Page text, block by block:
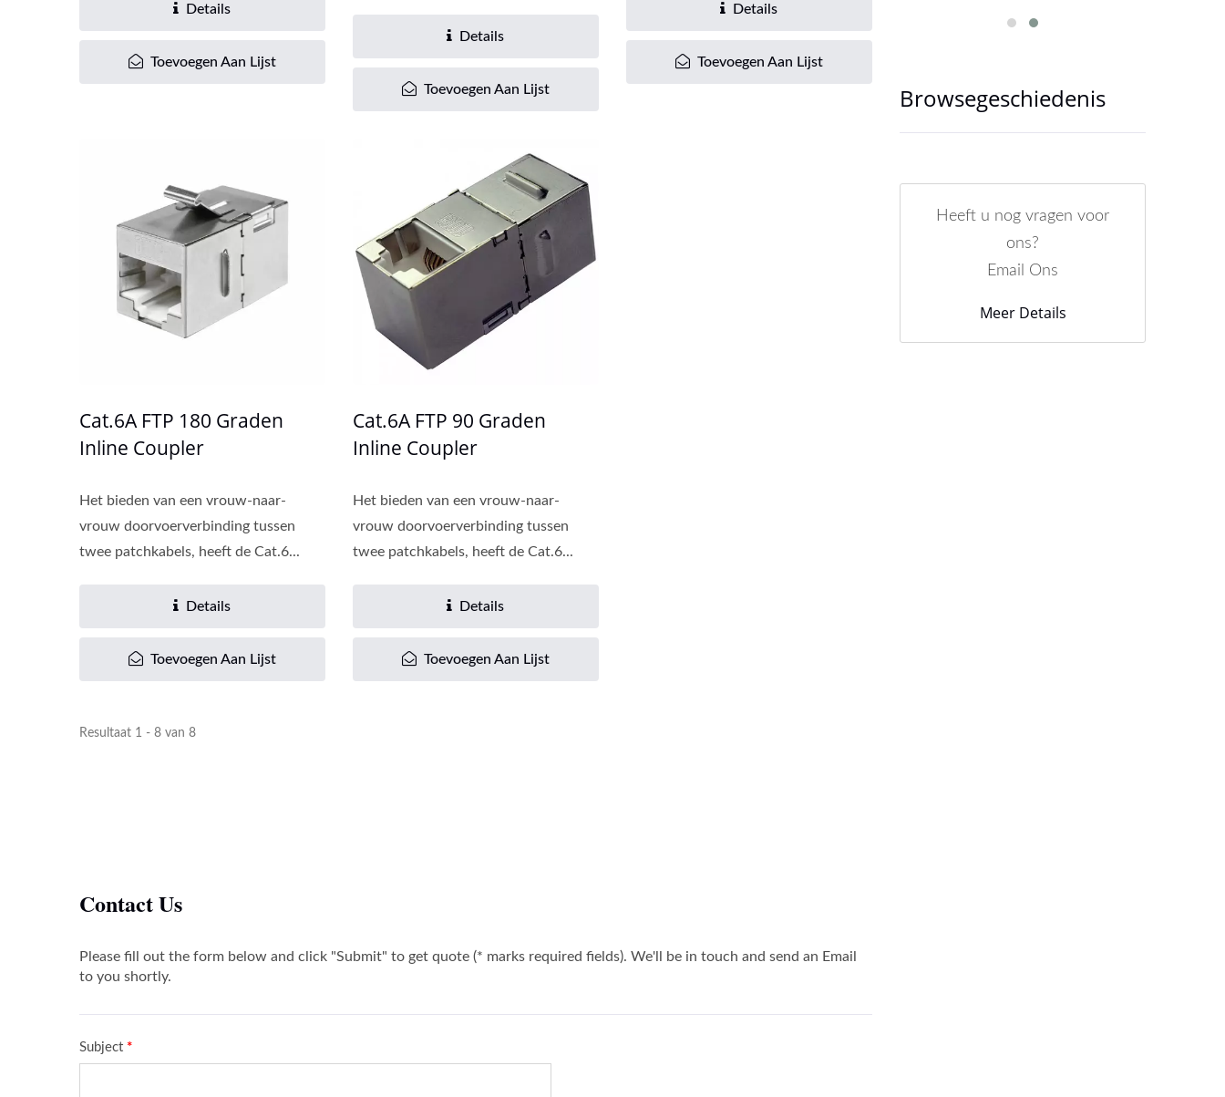
Details
Toevoegen Aan Lijst
Details
Toevoegen Aan Lijst
Details
Toevoegen Aan Lijst
Cat.6A FTP 180 Graden
Inline Coupler
Het bieden van een vrouw-naar-
vrouw doorvoerverbinding tussen
twee patchkabels, heeft de Cat.6...
Details
Toevoegen Aan Lijst
Cat.6A FTP 90 Graden
Inline Coupler
Het bieden van een vrouw-naar-
vrouw doorvoerverbinding tussen
twee patchkabels, heeft de Cat.6...
Details
Toevoegen Aan Lijst
Resultaat 1 - 8 van 8
Browsegeschiedenis
Heeft u nog vragen voor
ons?
Email Ons
Meer Details